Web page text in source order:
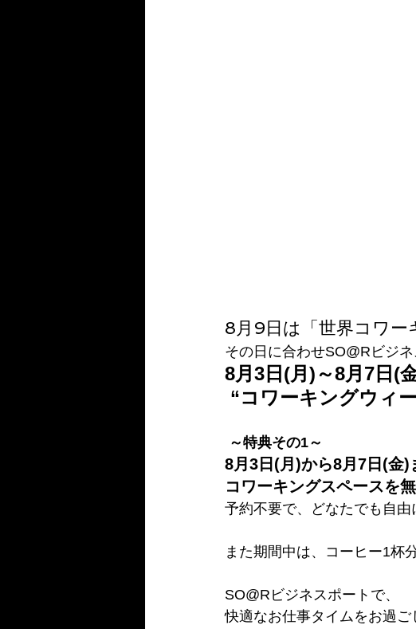
8月9日は「世界コワー
その日に合わせSO@Rビジネ
8月3日(月)～8月7日(
“コワーキングウィ
～特典その1～
8月3日(月)から8月7日(金)
コワーキングスペースを
予約不要で、どなたでも自由
また期間中は、コーヒー1杯
SO@Rビジネスポートで、
快適なお仕事タイムをお過ご